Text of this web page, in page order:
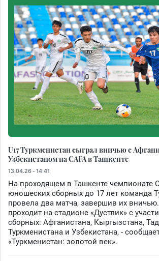
U17 Туркменистан сыграл вничью с
Узбекистаном на CAFA в Ташкенте
13.04.26 - 14:41
На проходящем в Ташкенте чемпионате
юношеских сборных до 17 лет команда
провела два матча, завершив их
проходит на стадионе «Дустлик» с
сборных: Афганистана, Кыргызстана,
Туркменистана и Узбекистана, -
«Туркменистан: золотой век».